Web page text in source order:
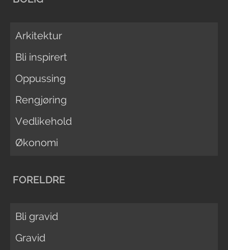
Arkitektur
Bli inspirert
Oppussing
Rengjøring
Vedlikehold
Økonomi
FORELDRE
Bli gravid
Gravid